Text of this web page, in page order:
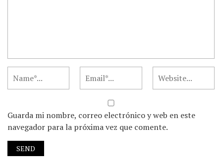
Guarda mi nombre, correo electrónico y web en este
navegador para la próxima vez que comente.